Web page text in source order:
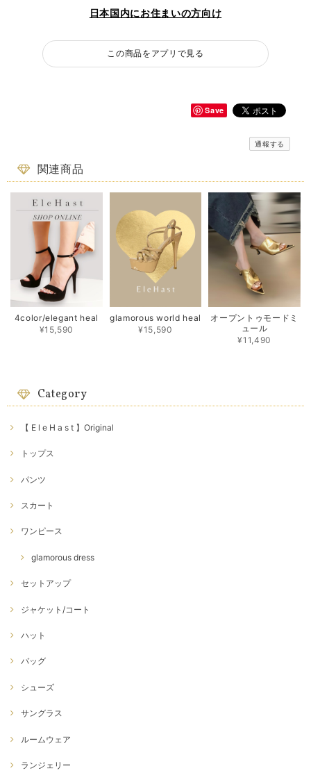
日本国内にお住まいの方向け
この商品をアプリで見る
Save
通報する
関連商品
4color/elegant heal
¥15,590
glamorous world heal
¥15,590
オープントゥモードミ
ュール
¥11,490
Category
【 E l e H a s t 】Original
トップス
パンツ
スカート
ワンピース
glamorous dress
セットアップ
ジャケット/コート
ハット
バッグ
シューズ
サングラス
ルームウェア
ランジェリー